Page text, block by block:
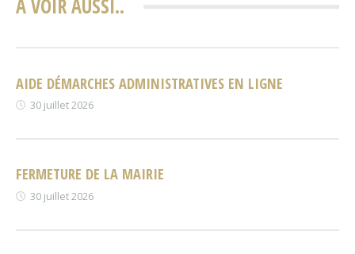
A VOIR AUSSI..
AIDE DÉMARCHES ADMINISTRATIVES EN LIGNE
30 juillet 2026
FERMETURE DE LA MAIRIE
30 juillet 2026